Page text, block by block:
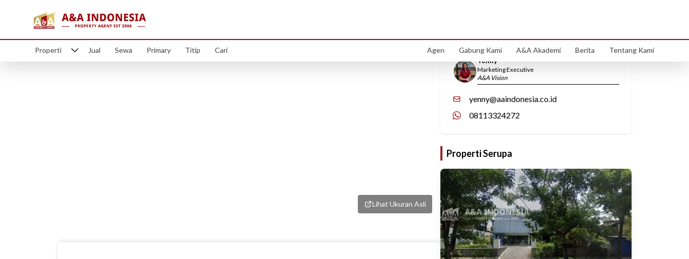
Properti Jual Sewa Primary Titip Cari Agen Gabung Kami A&A Akademi Berita Tentang Kami
Lihat Ukuran Asli
Hubungi Kami
Yenny
Marketing Executive
A&A Vision
yenny@aaindonesia.co.id
08113324272
Properti Serupa